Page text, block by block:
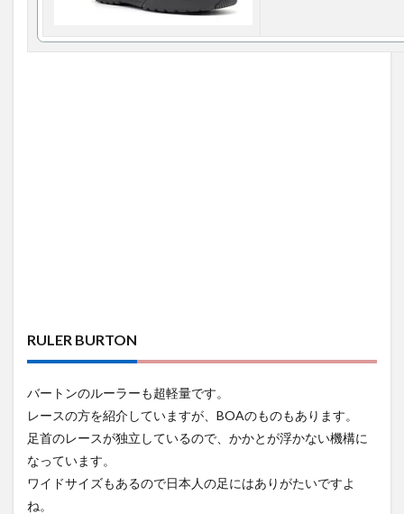
RULER BURTON
バートンのルーラーも超軽量です。
レースの方を紹介していますが、BOAのものもあります。
足首のレースが独立しているので、かかとが浮かない機構に
なっています。
ワイドサイズもあるので日本人の足にはありがたいですよ
ね。